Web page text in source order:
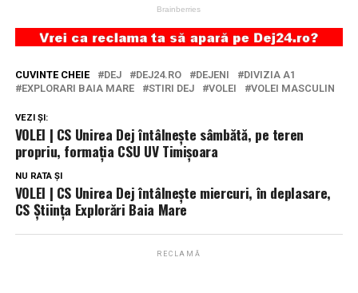
CUVINTE CHEIE DEJ DEJ24.RO DEJENI
DIVIZIA A1
EXPLORARI BAIA MARE
STIRI DEJ VOLEI VOLEI MASCULIN
VEZI ȘI:
VOLEI | CS Unirea Dej întâlnește sâmbătă, pe teren
propriu, formația CSU UV Timișoara
NU RATA ȘI
VOLEI | CS Unirea Dej întâlnește miercuri, în deplasare,
CS Știința Explorări Baia Mare
RECLAMĂ